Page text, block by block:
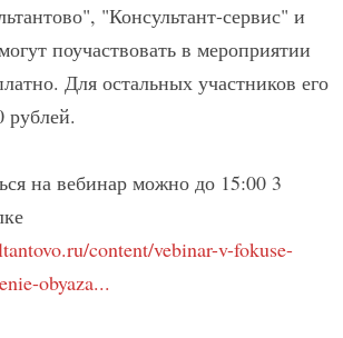
"Консультант-сервис" и
поучаствовать в мероприятии
Для остальных участников его
рублей.
на вебинар можно до 15:00 3
content/vebinar-v-fokuse-
obyaza...